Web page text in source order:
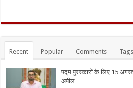
Recent Popular Comments Tags
पद्म पुरस्कारों के लिए 15
अपील